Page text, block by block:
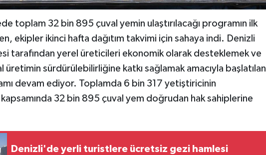
toplam 32 bin 895 çuval yemin ulaştırılacağı programın ilk
ekipler ikinci hafta dağıtım takvimi için sahaya indi. Denizli
tarafından yerel üreticileri ekonomik olarak desteklemek ve
üretimin sürdürülebilirliğine katkı sağlamak amacıyla başlatılan
devam ediyor. Toplamda 6 bin 317 yetiştiricinin
32 bin 895 çuval yem doğrudan hak sahiplerine
Denizli'de yerli turistlere ücretsiz gezi hamlesi